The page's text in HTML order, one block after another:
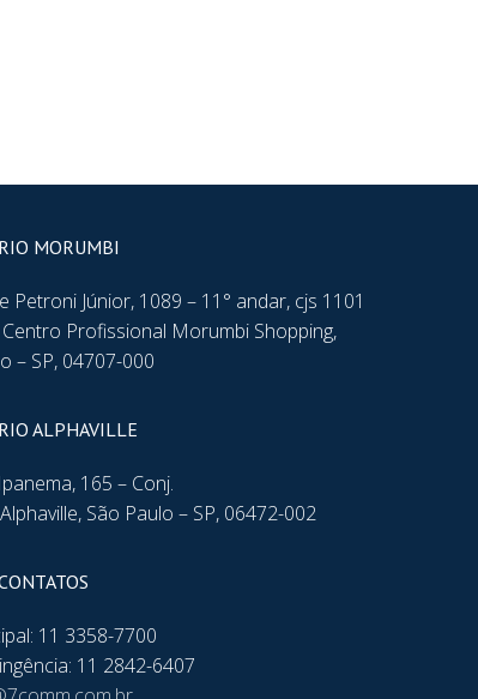
MORUMBI
Petroni Júnior, 1089 – 11° andar, cjs 1101
Profissional Morumbi Shopping,
– SP, 04707-000
ALPHAVILLE
165 – Conj.
São Paulo – SP, 06472-002
11 3358-7700
11 2842-6407